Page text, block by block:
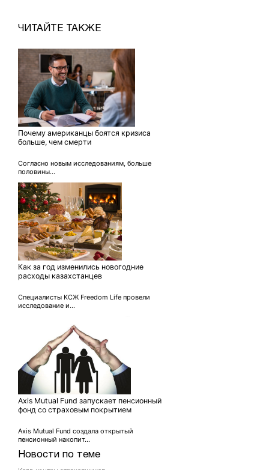
Новости по теме
ЧИТАЙТЕ ТАКЖЕ
Почему американцы боятся кризиса
больше, чем смерти
Согласно новым исследованиям, больше
половины...
Как за год изменились новогодние
расходы казахстанцев
Специалисты КСЖ Freedom Life провели
исследование и...
Axis Mutual Fund запускает пенсионный
фонд со страховым покрытием
Axis Mutual Fund создала открытый
пенсионный накопит...